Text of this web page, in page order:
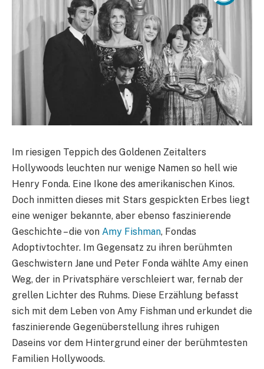
Im riesigen Teppich des Goldenen Zeitalters
Hollywoods leuchten nur wenige Namen so hell wie
Henry Fonda. Eine Ikone des amerikanischen Kinos.
Doch inmitten dieses mit Stars gespickten Erbes liegt
eine weniger bekannte, aber ebenso faszinierende
Geschichte – die von Amy Fishman, Fondas
Adoptivtochter. Im Gegensatz zu ihren berühmten
Geschwistern Jane und Peter Fonda wählte Amy einen
Weg, der in Privatsphäre verschleiert war, fernab der
grellen Lichter des Ruhms. Diese Erzählung befasst
sich mit dem Leben von Amy Fishman und erkundet die
faszinierende Gegenüberstellung ihres ruhigen
Daseins vor dem Hintergrund einer der berühmtesten
Familien Hollywoods.